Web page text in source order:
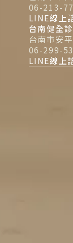
06-213-
LINE線上
台南健全
台南市安
06-299-
LINE線上